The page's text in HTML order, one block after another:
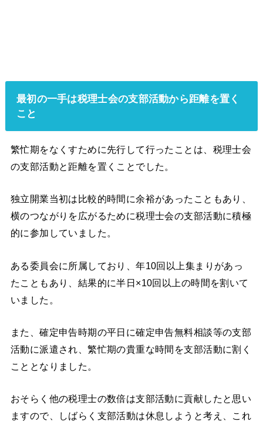
最初の一手は税理士会の支部活動から距離を置く
こと
繁忙期をなくすために先行して行ったことは、税理士会
の支部活動と距離を置くことでした。
独立開業当初は比較的時間に余裕があったこともあり、
横のつながりを広がるために税理士会の支部活動に積極
的に参加していました。
ある委員会に所属しており、年10回以上集まりがあっ
たこともあり、結果的に半日×10回以上の時間を割いて
いました。
また、確定申告時期の平日に確定申告無料相談等の支部
活動に派遣され、繁忙期の貴重な時間を支部活動に割く
こととなりました。
おそらく他の税理士の数倍は支部活動に貢献したと思い
ますので、しばらく支部活動は休息しようと考え、これ